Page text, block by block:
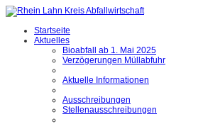
Startseite
Aktuelles
Bioabfall ab 1. Mai 2025
Verzögerungen Müllabfuhr
Aktuelle Informationen
Ausschreibungen
Stellenausschreibungen